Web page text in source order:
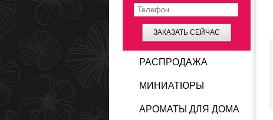
ЗАКАЗАТЬ СЕЙЧАС
РАСПРОДАЖА
МИНИАТЮРЫ
АРОМАТЫ ДЛЯ ДОМА